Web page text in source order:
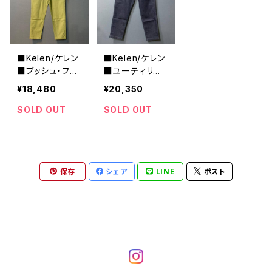
■Kelen/ケレン
■ブッシュ・ファ
ティーグパンツ
■KLM20FPT1
052
¥18,480
SOLD OUT
■Kelen/ケレン
■ユーティリテ
ィデニムパンツ
■EISENBURG
¥20,350
SOLD OUT
保存 シェア LINE ポスト